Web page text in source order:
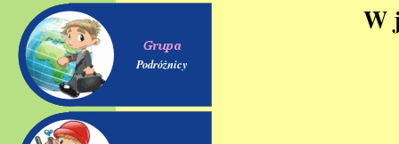
Podróżnicy
W